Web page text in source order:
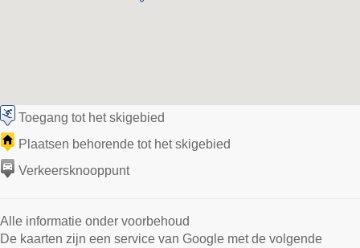
Toegang tot het skigebied
Plaatsen behorende tot het skigebied
Verkeersknooppunt
Alle informatie onder voorbehoud
De kaarten zijn een service van Google met de volgende